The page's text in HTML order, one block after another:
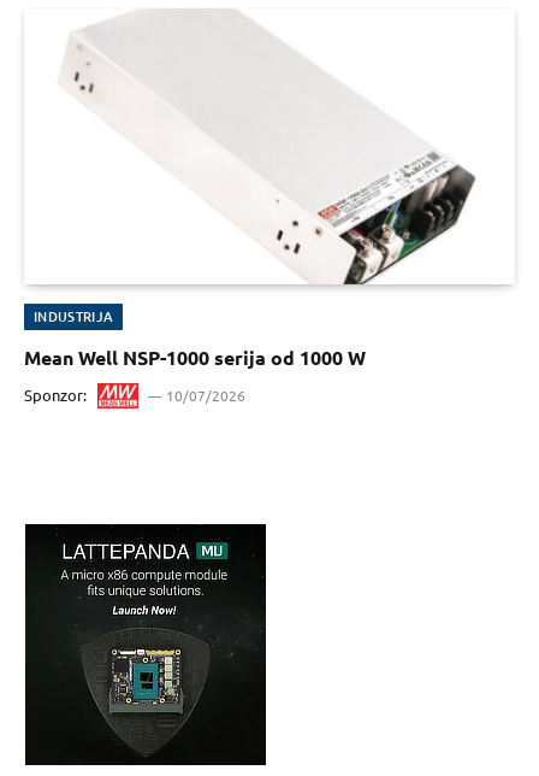
INDUSTRIJA
Mean Well NSP-1000 serija od 1000 W
Sponzor: 10/07/2026